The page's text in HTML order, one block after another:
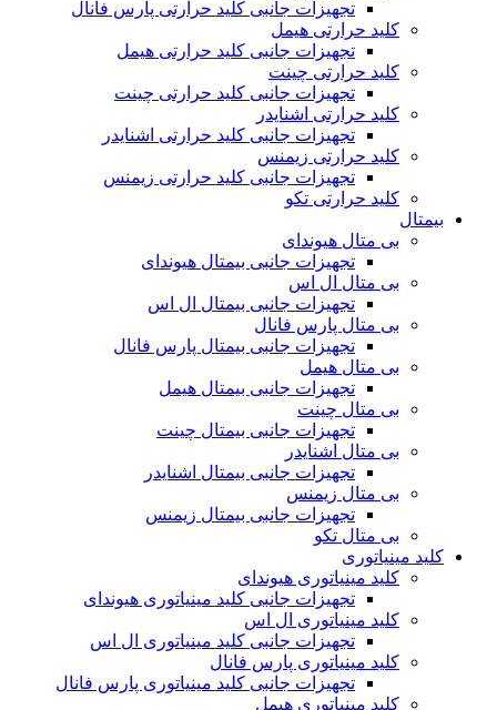
تجهیزات جانبی کلید حرارتی پارس فانال
کلید حرارتی هیمل
تجهیزات جانبی کلید حرارتی هیمل
کلید حرارتی چینت
تجهیزات جانبی کلید حرارتی چینت
کلید حرارتی اشنایدر
تجهیزات جانبی کلید حرارتی اشنایدر
کلید حرارتی زیمنس
تجهیزات جانبی کلید حرارتی زیمنس
کلید حرارتی تکو
بیمتال
بی متال هیوندای
تجهیزات جانبی بیمتال هیوندای
بی متال ال اس
تجهیزات جانبی بیمتال ال اس
بی متال پارس فانال
تجهیزات جانبی بیمتال پارس فانال
بی متال هیمل
تجهیزات جانبی بیمتال هیمل
بی متال چینت
تجهیزات جانبی بیمتال چینت
بی متال اشنایدر
تجهیزات جانبی بیمتال اشنایدر
بی متال زیمنس
تجهیزات جانبی بیمتال زیمنس
بی متال تکو
کلید مینیاتوری
کلید مینیاتوری هیوندای
تجهیزات جانبی کلید مینیاتوری هیوندای
کلید مینیاتوری ال اس
تجهیزات جانبی کلید مینیاتوری ال اس
کلید مینیاتوری پارس فانال
تجهیزات جانبی کلید مینیاتوری پارس فانال
کلید مینیاتوری هیمل